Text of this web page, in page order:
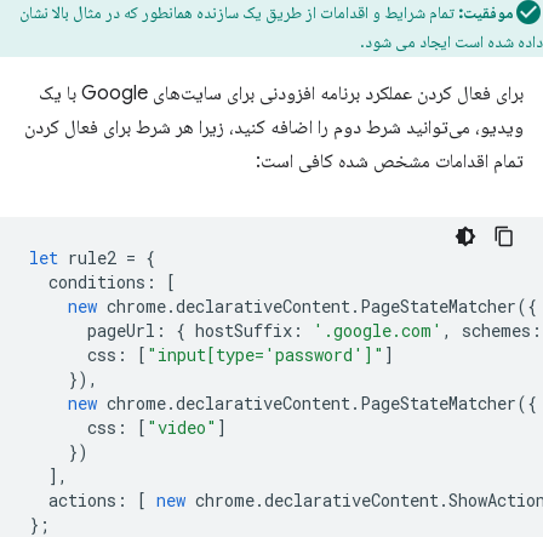
موفقیت: تمام شرایط و اقدامات از طریق یک سازنده همانطور که در مثال بالا نشان
داده شده است ایجاد می شود.
برای فعال کردن عملکرد برنامه افزودنی برای سایت‌های Google با یک
ویدیو، می‌توانید شرط دوم را اضافه کنید، زیرا هر شرط برای فعال کردن
تمام اقدامات مشخص شده کافی است:
let rule2 = {
conditions :
[
new chrome.declarativeContent. PageStateMatcher({
pageUrl : { hostSuffix : '.google.com' , schemes :
css : [ "input[type='password']" ]
}),
new chrome.declarativeContent. PageStateMatcher({
css : [ "video" ]
})
],
actions : [ new chrome.declarativeContent.
};